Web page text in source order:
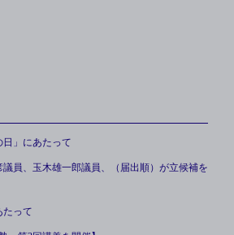
日」にあたって
議員、玉木雄一郎議員、（届出順）が立候補を
たって